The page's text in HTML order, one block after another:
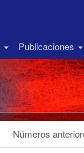
Publicaciones
Números